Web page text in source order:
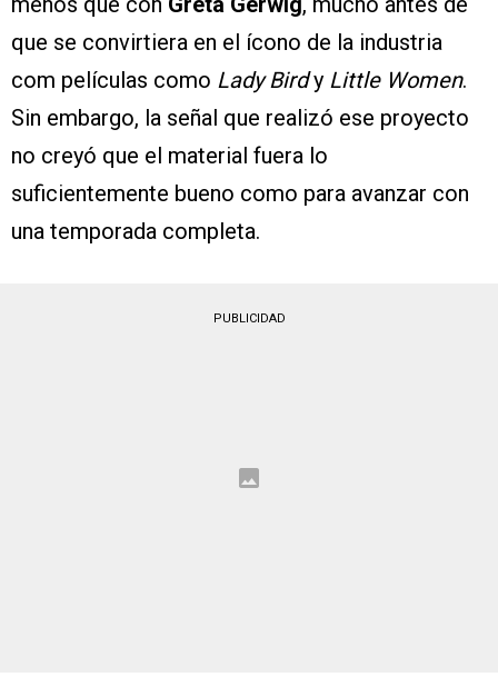
que se convirtiera en el ícono de la industria
com películas como Lady Birdy Little Women.
Sin embargo, la señal que realizó ese proyecto
no creyó que el material fuera lo
suficientemente bueno como para avanzar con
una temporada completa.
PUBLICIDAD